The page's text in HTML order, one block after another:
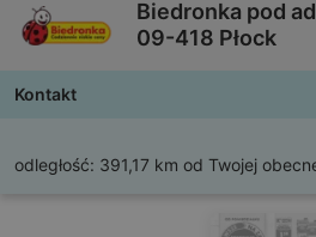
Biedronka pod
09-418 Płock
Kontakt
odległość: 391,17 km od Twojej